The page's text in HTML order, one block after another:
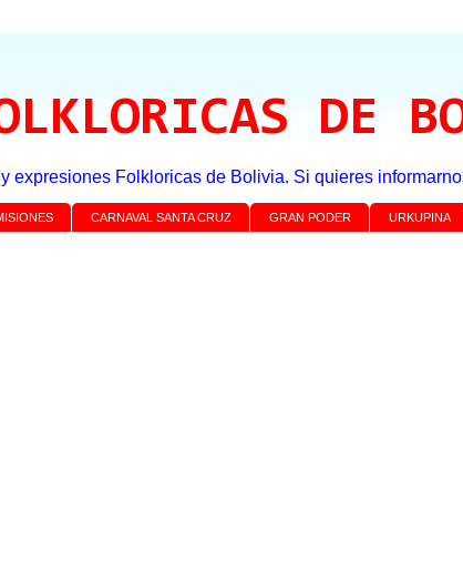
DE
expresiones Folkloricas de Bolivia. Si quieres
CARNAVAL SANTA CRUZ GRAN PODER URKUPINA